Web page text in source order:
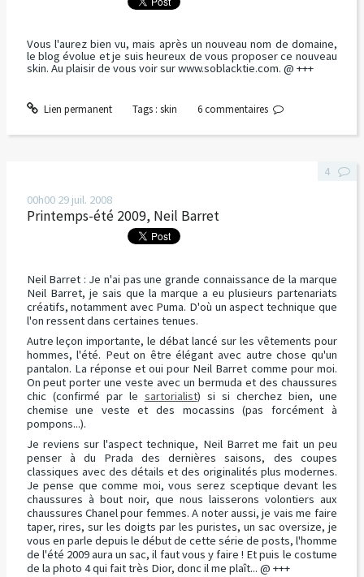
Vous l'aurez bien vu, mais après un nouveau nom de domaine,
le blog évolue et je suis heureux de vous proposer ce nouveau
skin. Au plaisir de vous voir sur www.soblacktie.com. @ +++
Lien permanent Tags : skin 6 commentaires
00h00 29 juil. 2008
Printemps-été 2009, Neil Barret
Neil Barret : Je n'ai pas une grande connaissance de la marque
Neil Barret, je sais que la marque a eu plusieurs partenariats
créatifs, notamment avec Puma. D'où un aspect technique que
l'on ressent dans certaines tenues.
Autre leçon importante, le débat lancé sur les vêtements pour
hommes, l'été. Peut on être élégant avec autre chose qu'un
pantalon. La réponse et oui pour Neil Barret comme pour moi.
On peut porter une veste avec un bermuda et des chaussures
chic (confirmé par le sartorialist) si si cherchez bien, une
chemise une veste et des mocassins (pas forcément à
pompons...).
Je reviens sur l'aspect technique, Neil Barret me fait un peu
penser à du Prada des dernières saisons, des coupes
classiques avec des détails et des originalités plus modernes.
Je pense que comme moi, vous serez sceptique devant les
chaussures à bout noir, que nous laisserons volontiers aux
chaussures Chanel pour femmes. A noter aussi, je vais me faire
taper, rires, sur les doigts par les puristes, un sac oversize, je
vous en parle depuis le début de cette série de posts, l'homme
de l'été 2009 aura un sac, il faut vous y faire ! Et puis le costume
de la photo 4 qui fait très Dior, donc il me plaît... @ +++
4